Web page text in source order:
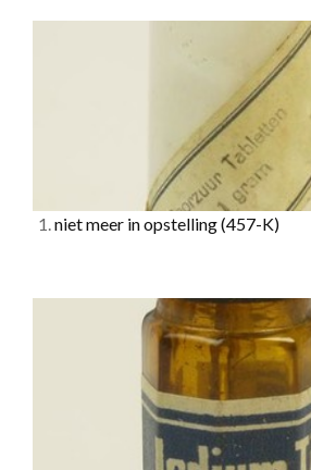
1.niet meer in opstelling(457-K)